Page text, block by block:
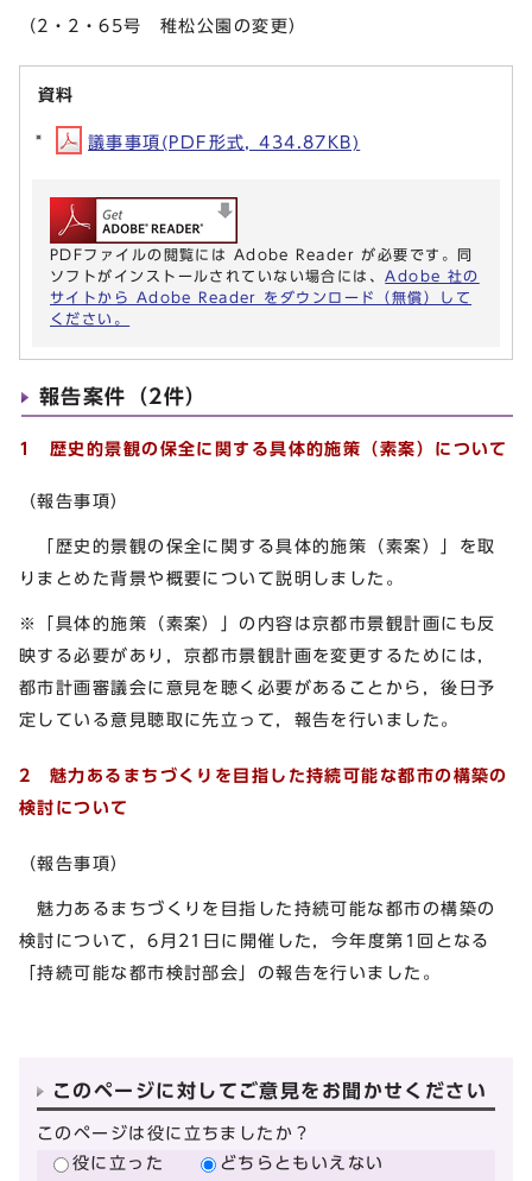
（2・2・65号 稚松公園の変更）
資料
議事事項(PDF形式, 434.87KB)
PDFファイルの閲覧には Adobe Reader が必要です。同
ソフトがインストールされていない場合には、 Adobe 社の
サイトから Adobe Reader をダウンロード（無償）して
ください。
報告案件（2件）
1 歴史的景観の保全に関する具体的施策（素案）について
（報告事項）
「歴史的景観の保全に関する具体的施策（素案）」を取
りまとめた背景や概要について説明しました。
※「具体的施策（素案）」の内容は京都市景観計画にも反
映する必要があり，京都市景観計画を変更するためには，
都市計画審議会に意見を聴く必要があることから，後日予
定している意見聴取に先立って，報告を行いました。
2 魅力あるまちづくりを目指した持続可能な都市の構築の
検討について
（報告事項）
魅力あるまちづくりを目指した持続可能な都市の構築の
検討について，6月21日に開催した，今年度第1回となる
「持続可能な都市検討部会」の報告を行いました。
このページに対してご意見をお聞かせください
このページは役に立ちましたか？
役に立った
どちらともいえない